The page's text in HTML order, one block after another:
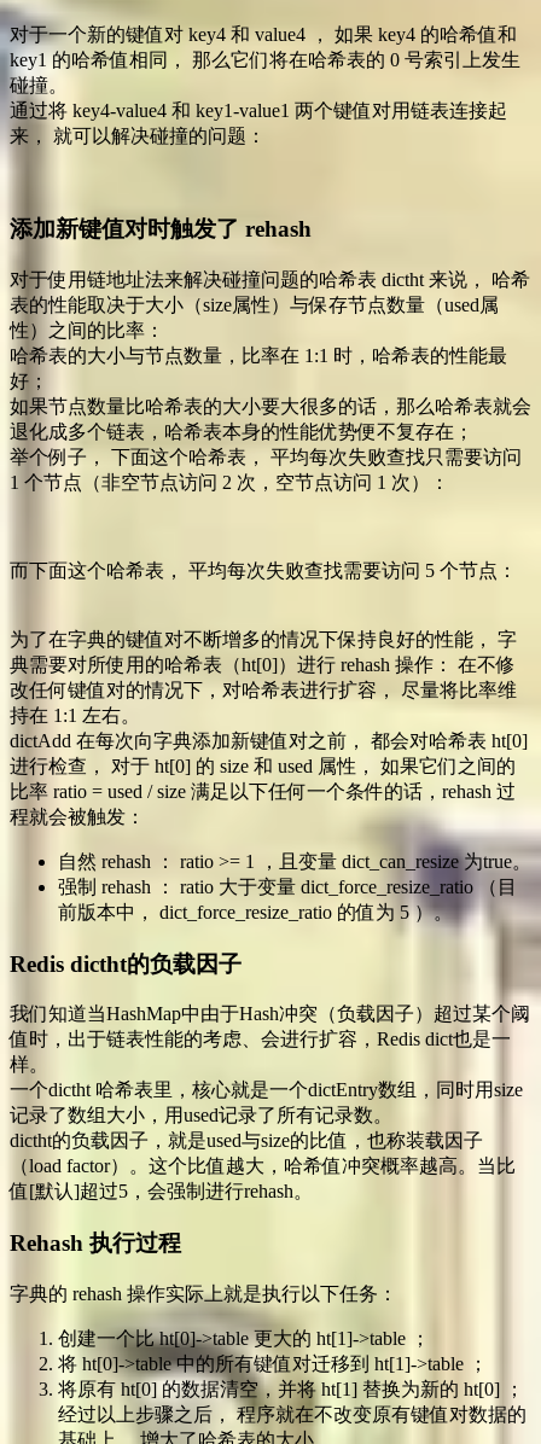
对于一个新的键值对 key4 和 value4 ， 如果 key4 的哈希值和
key1 的哈希值相同， 那么它们将在哈希表的 0 号索引上发生
碰撞。
通过将 key4-value4 和 key1-value1 两个键值对用链表连接起
来， 就可以解决碰撞的问题：
添加新键值对时触发了 rehash
对于使用链地址法来解决碰撞问题的哈希表 dictht 来说， 哈希
表的性能取决于大小（size属性）与保存节点数量（used属
性）之间的比率：
哈希表的大小与节点数量，比率在 1:1 时，哈希表的性能最
好；
如果节点数量比哈希表的大小要大很多的话，那么哈希表就会
退化成多个链表，哈希表本身的性能优势便不复存在；
举个例子， 下面这个哈希表， 平均每次失败查找只需要访问
1 个节点（非空节点访问 2 次，空节点访问 1 次）：
而下面这个哈希表， 平均每次失败查找需要访问 5 个节点：
为了在字典的键值对不断增多的情况下保持良好的性能， 字
典需要对所使用的哈希表（ht[0]）进行 rehash 操作： 在不修
改任何键值对的情况下，对哈希表进行扩容， 尽量将比率维
持在 1:1 左右。
dictAdd 在每次向字典添加新键值对之前， 都会对哈希表 ht[0]
进行检查， 对于 ht[0] 的 size 和 used 属性， 如果它们之间的
比率 ratio = used / size 满足以下任何一个条件的话，rehash 过
程就会被触发：
自然 rehash ： ratio >= 1 ，且变量 dict_can_resize 为true。
强制 rehash ： ratio 大于变量 dict_force_resize_ratio （目
前版本中， dict_force_resize_ratio 的值为 5 ）。
Redis dictht的负载因子
我们知道当HashMap中由于Hash冲突（负载因子）超过某个阈
值时，出于链表性能的考虑、会进行扩容，Redis dict也是一
样。
一个dictht 哈希表里，核心就是一个dictEntry数组，同时用size
记录了数组大小，用used记录了所有记录数。
dictht的负载因子，就是used与size的比值，也称装载因子
（load factor）。这个比值越大，哈希值冲突概率越高。当比
值[默认]超过5，会强制进行rehash。
Rehash 执行过程
字典的 rehash 操作实际上就是执行以下任务：
创建一个比 ht[0]->table 更大的 ht[1]->table ；
将 ht[0]->table 中的所有键值对迁移到 ht[1]->table ；
将原有 ht[0] 的数据清空，并将 ht[1] 替换为新的 ht[0] ；
经过以上步骤之后， 程序就在不改变原有键值对数据的
基础上， 增大了哈希表的大小。